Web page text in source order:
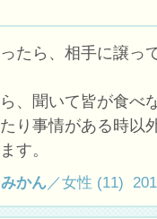
たら、相手に譲っ
、聞いて皆が食べ
り事情がある時以
す。
みかん／女性 (11)